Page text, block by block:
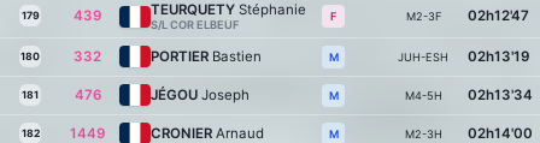
179 439 TEURQUETY Stéphanie
S/L COR ELBEUF
F M2-3F 02h12'47
180 332 PORTIER Bastien M JUH-ESH 02h13'19
181 476 JÉGOU Joseph M M4-5H 02h13'34
182 1449 CRONIER Arnaud M M2-3H 02h14'00